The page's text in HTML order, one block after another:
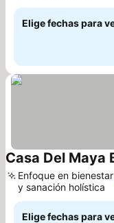
Elige fechas para
Casa Del Maya
Enfoque en bienestar
y sanación holística
Elige fechas para